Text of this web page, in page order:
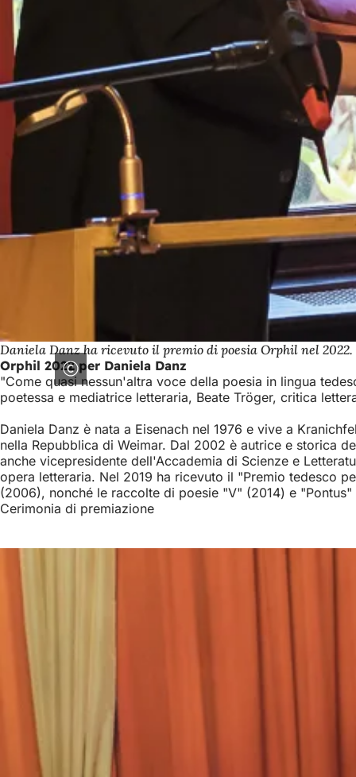
Daniela Danz ha ricevuto il premio di poesia Orphil nel 2022.
Orphil 2022 per Daniela Danz
"Come quasi nessun'altra voce della poesia in lingua
poetessa e mediatrice letteraria, Beate Tröger, critica
Daniela Danz è nata a Eisenach nel 1976 e vive a
nella Repubblica di Weimar. Dal 2002 è autrice e storica
anche vicepresidente dell'Accademia di Scienze e
opera letteraria. Nel 2019 ha ricevuto il "Premio tedesco
(2006), nonché le raccolte di poesie "V" (2014) e
Cerimonia di premiazione